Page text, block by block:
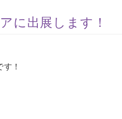
に出展します！
！